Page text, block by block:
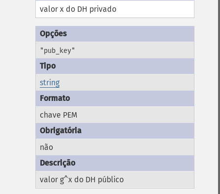
valor x do DH privado
"pub_key"
string
chave PEM
não
valor g^x do DH público